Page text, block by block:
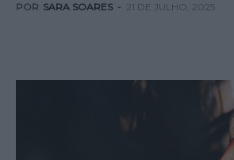
POR SARA SOARES - 21 DE JULHO, 2025